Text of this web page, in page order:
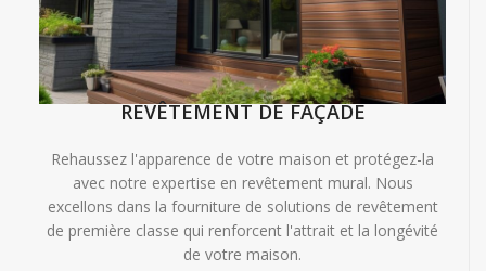
REVÊTEMENT DE FAÇADE
Rehaussez l'apparence de votre maison et protégez-la
avec notre expertise en revêtement mural. Nous
excellons dans la fourniture de solutions de revêtement
de première classe qui renforcent l'attrait et la longévité
de votre maison.